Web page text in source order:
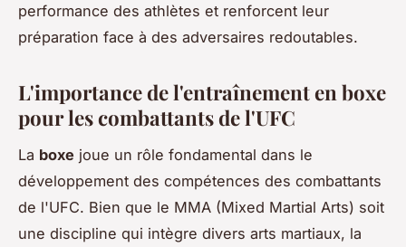
performance des athlètes et renforcent leur
préparation face à des adversaires redoutables.
L'importance de l'entraînement en boxe
pour les combattants de l'UFC
La boxe joue un rôle fondamental dans le
développement des compétences des combattants
de l'UFC. Bien que le MMA (Mixed Martial Arts) soit
une discipline qui intègre divers arts martiaux, la